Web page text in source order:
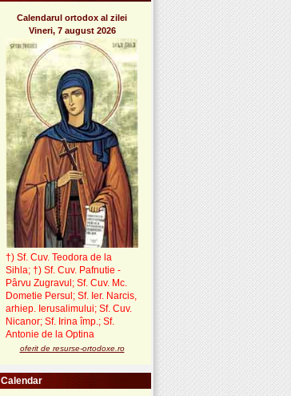
Calendarul ortodox al zilei
Vineri, 7 august 2026
†) Sf. Cuv. Teodora de la
Sihla; †) Sf. Cuv. Pafnutie -
Pârvu Zugravul ; Sf. Cuv. Mc.
Dometie Persul; Sf. Ier. Narcis,
arhiep. Ierusalimului; Sf. Cuv.
Nicanor; Sf. Irina împ.; Sf.
Antonie de la Optina
oferit de resurse-ortodoxe.ro
Calendar